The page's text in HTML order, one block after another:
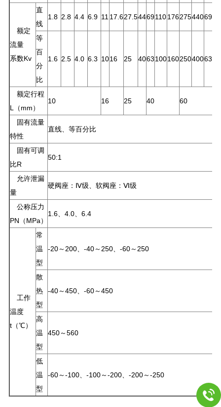
额定
流量
系数Kv
直
线
1.8 2.8 4.4 6.9 11 17.627.54469110176275440690
等
百
分
比
1.6 2.5 4.0 6.3 1016 25 4063100160250400630
额定行程
L（mm）
10 16 25 40 60
固有流量
特性
直线、等百分比
固有可调
比R
50:1
允许泄漏
量
硬阀座：Ⅳ级、软阀座：Ⅵ级
公称压力
PN（MPa）
1.6、4.0、6.4
工作
温度
t（℃）
常
温
型
-20～200、-40～250、-60～250
散
热
型
-40～450、-60～450
高
温
型
450～560
低
温
型
-60～-100、-100～-200、-200～-250